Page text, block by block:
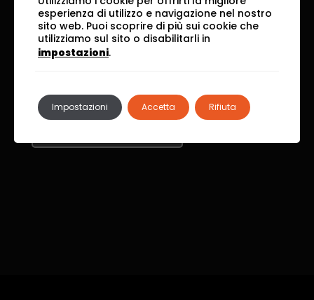
Download
esperienza di utilizzo e navigazione nel nostro
sito web. Puoi scoprire di più sui cookie che
utilizziamo sul sito o disabilitarli in
impostazioni.
Accetta Rifiuta
Impostazioni